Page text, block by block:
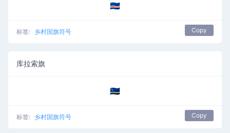
🇨🇻
标签: 乡村国旗符号 Copy
库拉索旗
🇨🇼
标签: 乡村国旗符号 Copy